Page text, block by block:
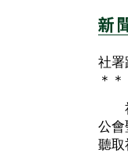
社署
＊
社
公會
聽取